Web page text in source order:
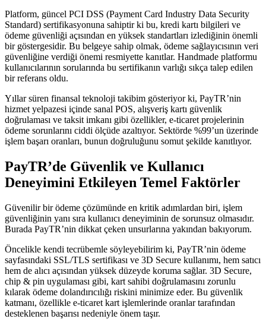
Platform, güncel PCI DSS (Payment Card Industry Data Security
Standard) sertifikasyonuna sahiptir ki bu, kredi kartı bilgileri ve
ödeme güvenliği açısından en yüksek standartları izlediğinin önemli
bir göstergesidir. Bu belgeye sahip olmak, ödeme sağlayıcısının veri
güvenliğine verdiği önemi resmiyette kanıtlar. Handmade platformu
kullanıcılarının sorularında bu sertifikanın varlığı sıkça talep edilen
bir referans oldu.
Yıllar süren finansal teknoloji takibim gösteriyor ki, PayTR’nin
hizmet yelpazesi içinde sanal POS, alışveriş kartı güvenlik
doğrulaması ve taksit imkanı gibi özellikler, e-ticaret projelerinin
ödeme sorunlarını ciddi ölçüde azaltıyor. Sektörde %99’un üzerinde
işlem başarı oranları, bunun doğruluğunu somut şekilde kanıtlıyor.
PayTR’de Güvenlik ve Kullanıcı
Deneyimini Etkileyen Temel Faktörler
Güvenilir bir ödeme çözümünde en kritik adımlardan biri, işlem
güvenliğinin yanı sıra kullanıcı deneyiminin de sorunsuz olmasıdır.
Burada PayTR’nin dikkat çeken unsurlarına yakından bakıyorum.
Öncelikle kendi tecrübemle söyleyebilirim ki, PayTR’nin ödeme
sayfasındaki SSL/TLS sertifikası ve 3D Secure kullanımı, hem satıcı
hem de alıcı açısından yüksek düzeyde koruma sağlar. 3D Secure,
chip & pin uygulaması gibi, kart sahibi doğrulamasını zorunlu
kılarak ödeme dolandırıcılığı riskini minimize eder. Bu güvenlik
katmanı, özellikle e-ticaret kart işlemlerinde oranlar tarafından
desteklenen başarısı nedeniyle önem taşır.